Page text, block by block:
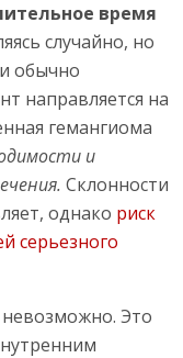
время
случайно, но
обычно
направляется на
гемангиома
и
Склонности
однако риск
серьезного
Это